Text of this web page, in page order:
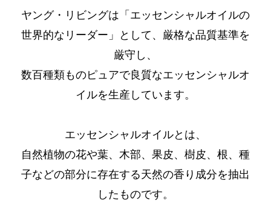
ヤング・リビングは「エッセンシャルオイルの
世界的なリーダー」として、厳格な品質基準を
厳守し、
数百種類ものピュアで良質なエッセンシャルオ
イルを生産しています。
エッセンシャルオイルとは、
自然植物の花や葉、木部、果皮、樹皮、根、種
子などの部分に存在する天然の香り成分を抽出
したものです。